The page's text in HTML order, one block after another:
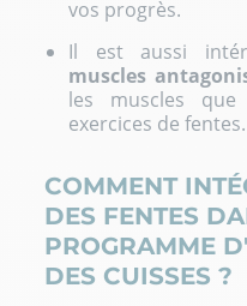
vos progrès.
Il est aussi
muscles
les muscles
exercices de fentes.
COMMENT
DES FENTES
PROGRAMME
DES CUISSES ?